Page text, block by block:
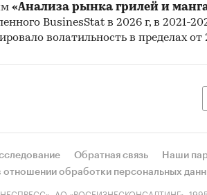
«Анализа рынка грилей и
BusinesStat в 2026 г, в 2021-
волатильность в пределах
Обратная связь Наши
отношении обработки персональных